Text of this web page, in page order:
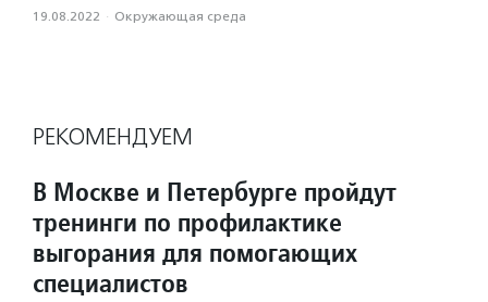
19.08.2022 · Окружающая среда
РЕКОМЕНДУЕМ
В Москве и Петербурге пройдут
тренинги по профилактике
выгорания для помогающих
специалистов